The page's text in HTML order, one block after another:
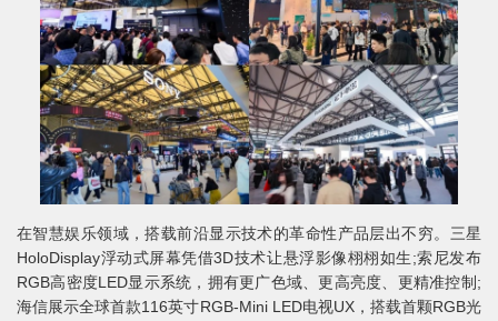
在智慧娱乐领域，搭载前沿显示技术的革命性产品层出不穷。三星
HoloDisplay浮动式屏幕凭借3D技术让悬浮影像栩栩如生;索尼发布
RGB高密度LED显示系统，拥有更广色域、更高亮度、更精准控制;
海信展示全球首款116英寸RGB-Mini LED电视UX，搭载首颗RGB光